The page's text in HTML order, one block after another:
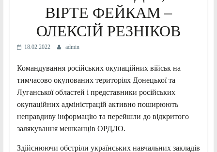
ВІРТЕ ФЕЙКАМ –
ОЛЕКСІЙ РЕЗНІКОВ
18.02.2022 admin
Командування російських окупаційних військ на
тимчасово окупованих територіях Донецької та
Луганської областей і представники російських
окупаційних адміністрацій активно поширюють
неправдиву інформацію та перейшли до відкритого
залякування мешканців ОРДЛО.
Здійснюючи обстріли українських навчальних закладів